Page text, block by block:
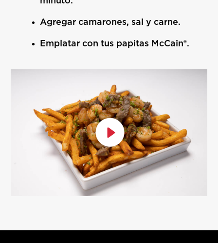
Agregar camarones, sal y carne.
Emplatar con tus papitas McCain®.